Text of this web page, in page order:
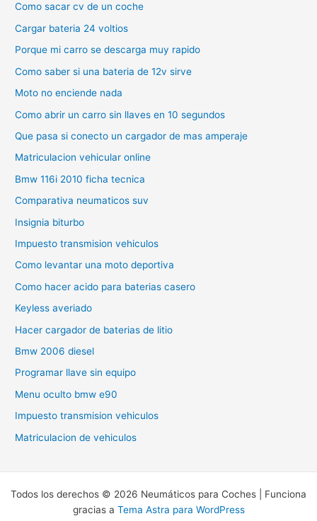
Como sacar cv de un coche
Cargar bateria 24 voltios
Porque mi carro se descarga muy rapido
Como saber si una bateria de 12v sirve
Moto no enciende nada
Como abrir un carro sin llaves en 10 segundos
Que pasa si conecto un cargador de mas amperaje
Matriculacion vehicular online
Bmw 116i 2010 ficha tecnica
Comparativa neumaticos suv
Insignia biturbo
Impuesto transmision vehiculos
Como levantar una moto deportiva
Como hacer acido para baterias casero
Keyless averiado
Hacer cargador de baterias de litio
Bmw 2006 diesel
Programar llave sin equipo
Menu oculto bmw e90
Impuesto transmision vehiculos
Matriculacion de vehiculos
Todos los derechos © 2026 Neumáticos para Coches | Funciona
gracias a Tema Astra para WordPress